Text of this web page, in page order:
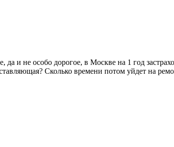
да и не особо дорогое, в Москве на 1 год
Сколько времени потом уйдет на